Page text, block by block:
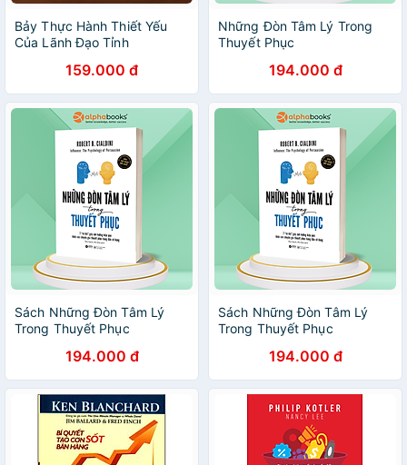
Bảy Thực Hành Thiết Yếu
Của Lãnh Đạo Tỉnh
Mindful Leader) - PACE185
159.000 đ
Những Đòn Tâm Lý Trong
Thuyết Phục
194.000 đ
Sách Những Đòn Tâm Lý
Trong Thuyết Phục
194.000 đ
Sách Những Đòn Tâm Lý
Trong Thuyết Phục
194.000 đ